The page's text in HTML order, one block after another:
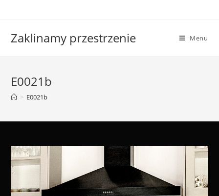
Zaklinamy przestrzenie Menu
E0021b
> E0021b